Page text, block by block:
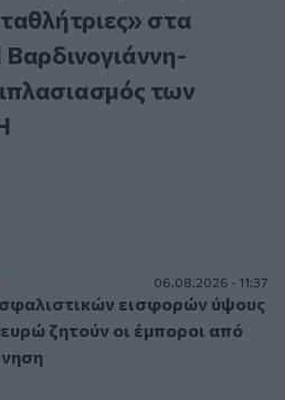
στα
Βαρδινογιάννη-
των
06.08.2026 - 11:37
εισφορών ύψους
ζητούν οι έμποροι από